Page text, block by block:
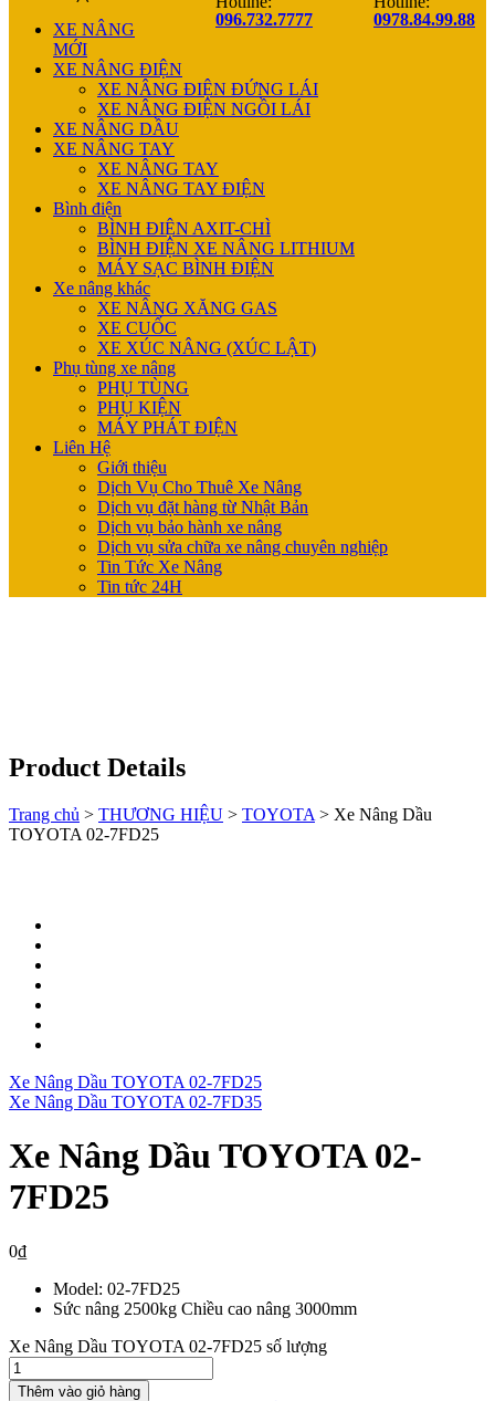
096.732.7777
0978.84.99.88
XE NÂNG
MỚI
XE NÂNG ĐIỆN
XE NÂNG ĐIỆN ĐỨNG LÁI
XE NÂNG ĐIỆN NGỒI LÁI
XE NÂNG DẦU
XE NÂNG TAY
XE NÂNG TAY
XE NÂNG TAY ĐIỆN
Bình điện
BÌNH ĐIỆN AXIT-CHÌ
BÌNH ĐIỆN XE NÂNG LITHIUM
MÁY SẠC BÌNH ĐIỆN
Xe nâng khác
XE NÂNG XĂNG GAS
XE CUỐC
XE XÚC NÂNG (XÚC LẬT)
Phụ tùng xe nâng
PHỤ TÙNG
PHỤ KIỆN
MÁY PHÁT ĐIỆN
Liên Hệ
Giới thiệu
Dịch Vụ Cho Thuê Xe Nâng
Dịch vụ đặt hàng từ Nhật Bản
Dịch vụ bảo hành xe nâng
Dịch vụ sửa chữa xe nâng chuyên nghiệp
Tin Tức Xe Nâng
Tin tức 24H
Product Details
Trang chủ > THƯƠNG HIỆU > TOYOTA > Xe Nâng Dầu
TOYOTA 02-7FD25
Xe Nâng Dầu TOYOTA 02-7FD25
Xe Nâng Dầu TOYOTA 02-7FD35
Xe Nâng Dầu TOYOTA 02-
7FD25
0₫
Model: 02-7FD25
Sức nâng 2500kg Chiều cao nâng 3000mm
Xe Nâng Dầu TOYOTA 02-7FD25 số lượng
Thêm vào giỏ hàng